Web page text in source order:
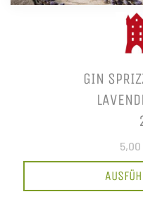
GIN
5,00